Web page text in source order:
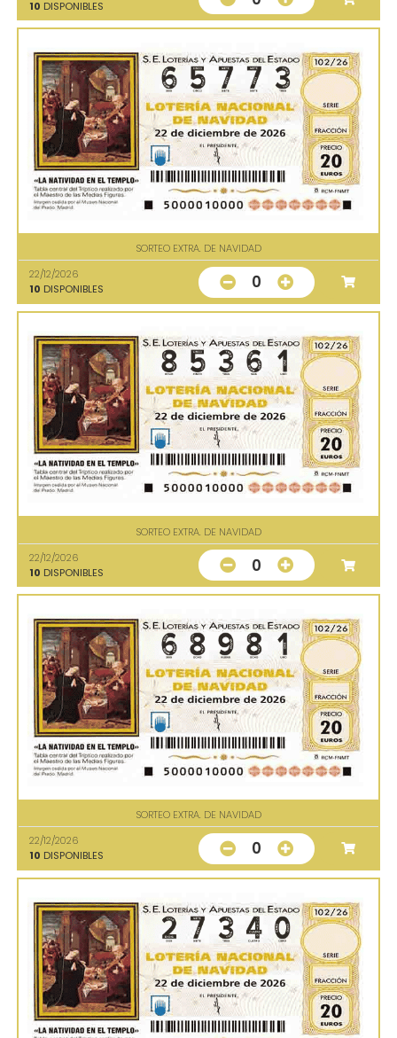
10 DISPONIBLES
SORTEO EXTRA. DE NAVIDAD
22/12/2026
10 DISPONIBLES 0
SORTEO EXTRA. DE NAVIDAD
22/12/2026
10 DISPONIBLES 0
SORTEO EXTRA. DE NAVIDAD
22/12/2026
10 DISPONIBLES 0